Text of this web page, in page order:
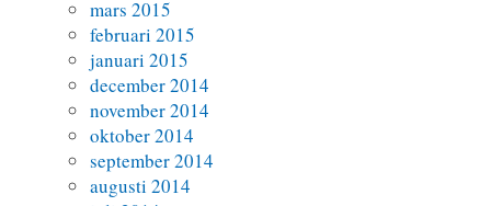
mars 2015
februari 2015
januari 2015
december 2014
november 2014
oktober 2014
september 2014
augusti 2014